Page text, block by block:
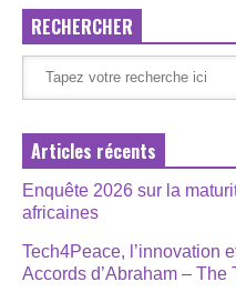
RECHERCHER
Articles récents
Enquête 2026 sur la
africaines
Tech4Peace, l’innovation
Accords d’Abraham – The